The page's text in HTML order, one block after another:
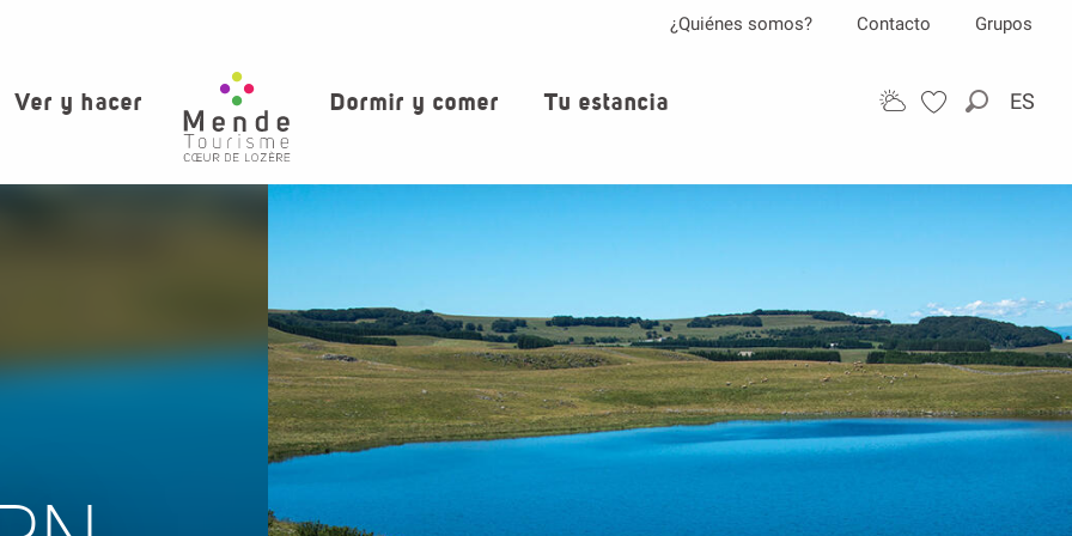
Buscar
ES
¿Quiénes somos? Contacto Grupos
Ver y hacer Dormir y comer Tu estancia